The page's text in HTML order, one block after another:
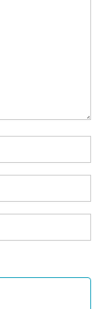
t
i